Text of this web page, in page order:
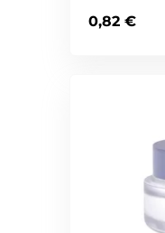
un supplément de
pour hydrater,
dans le monde entier.
0,82 €